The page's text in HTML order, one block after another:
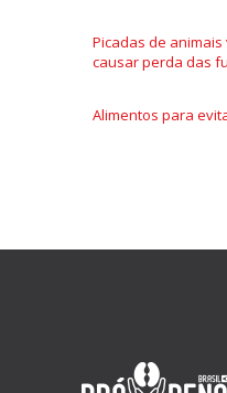
Picadas de
causar perda das
Alimentos para